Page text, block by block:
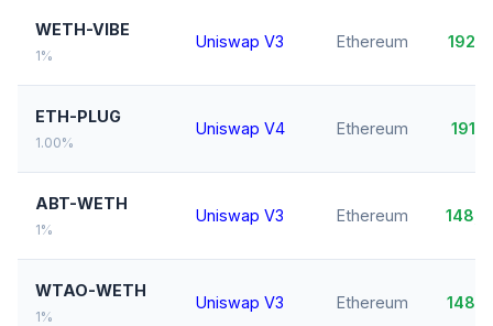
WETH-VIBE
1%
Uniswap V3 Ethereum
ETH-PLUG
1.00%
Uniswap V4 Ethereum
ABT-WETH
1%
Uniswap V3 Ethereum
WTAO-WETH
1%
Uniswap V3 Ethereum